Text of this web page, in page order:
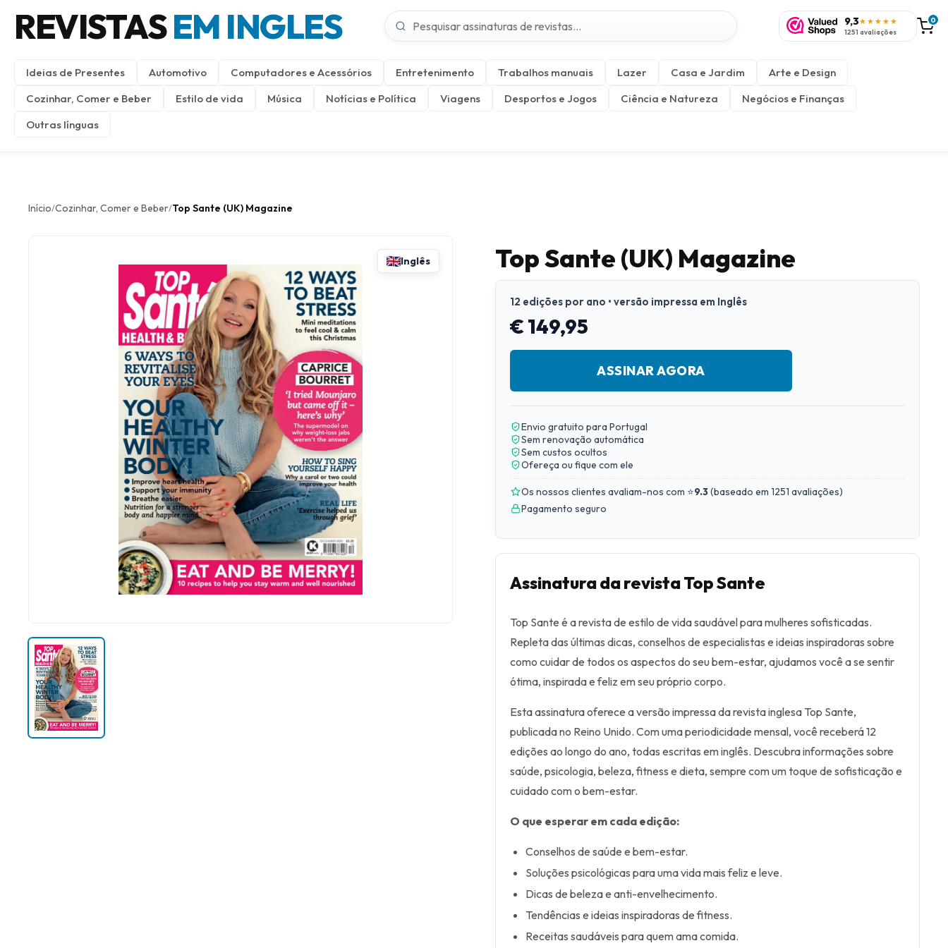
REVISTASEM INGLES 9,3★★★★★
1251 avaliações
0
Ideias de Presentes Automotivo Computadores e Acessórios Entretenimento Trabalhos manuais Lazer Casa e Jardim
Arte e Design
Cozinhar, Comer e Beber
Estilo de vida Música Notícias e Política Viagens Desportos e Jogos Ciência e Natureza
Negócios e Finanças
Outras línguas
Início/Cozinhar, Comer e Beber/Top Sante (UK) Magazine
Inglês Top Sante (UK) Magazine
12 edições por ano • versão impressa em Inglês
€ 149,95
ASSINAR AGORA
Envio gratuito para Portugal
Sem renovação automática
Sem custos ocultos
Ofereça ou fique com ele
Os nossos clientes avaliam-nos com ⭐9.3(baseado em 1251 avaliações)
Pagamento seguro
Assinatura da revista Top Sante
Top Sante é a revista de estilo de vida saudável para mulheres sofisticadas.
Repleta das últimas dicas, conselhos de especialistas e ideias inspiradoras sobre
como cuidar de todos os aspectos do seu bem-estar, ajudamos você a se sentir
ótima, inspirada e feliz em seu próprio corpo.
Esta assinatura oferece a versão impressa da revista inglesa Top Sante,
publicada no Reino Unido. Com uma periodicidade mensal, você receberá 12
edições ao longo do ano, todas escritas em inglês. Descubra informações sobre
saúde, psicologia, beleza, fitness e dieta, sempre com um toque de sofisticação e
cuidado com o bem-estar.
O que esperar em cada edição:
Conselhos de saúde e bem-estar.
Soluções psicológicas para uma vida mais feliz e leve.
Dicas de beleza e anti-envelhecimento.
Tendências e ideias inspiradoras de fitness.
Receitas saudáveis para quem ama comida.